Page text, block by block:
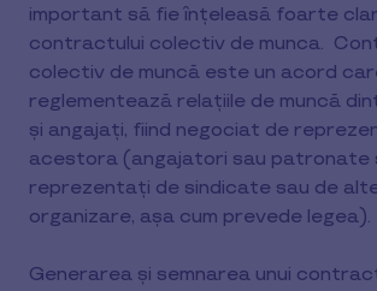
important să fie înțeleasă foarte
contractului colectiv de munca.
colectiv de muncă este un acord
reglementează relațiile de muncă
și angajați, fiind negociat de
acestora (angajatori sau patronate
reprezentaţi de sindicate sau de
organizare, aşa cum prevede legea).
Generarea și semnarea unui